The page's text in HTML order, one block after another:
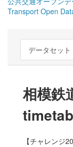
Transport Open
データセット
相模鉄
【チャレンジ